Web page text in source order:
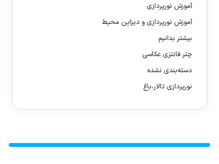
آموزش نورپردازی
آموزش نورپردازی و دیزاین محیط
بیشتر بدانیم
چتر فانتزی عکاسی
دسته‌بندی نشده
نورپردازی تالار،باغ